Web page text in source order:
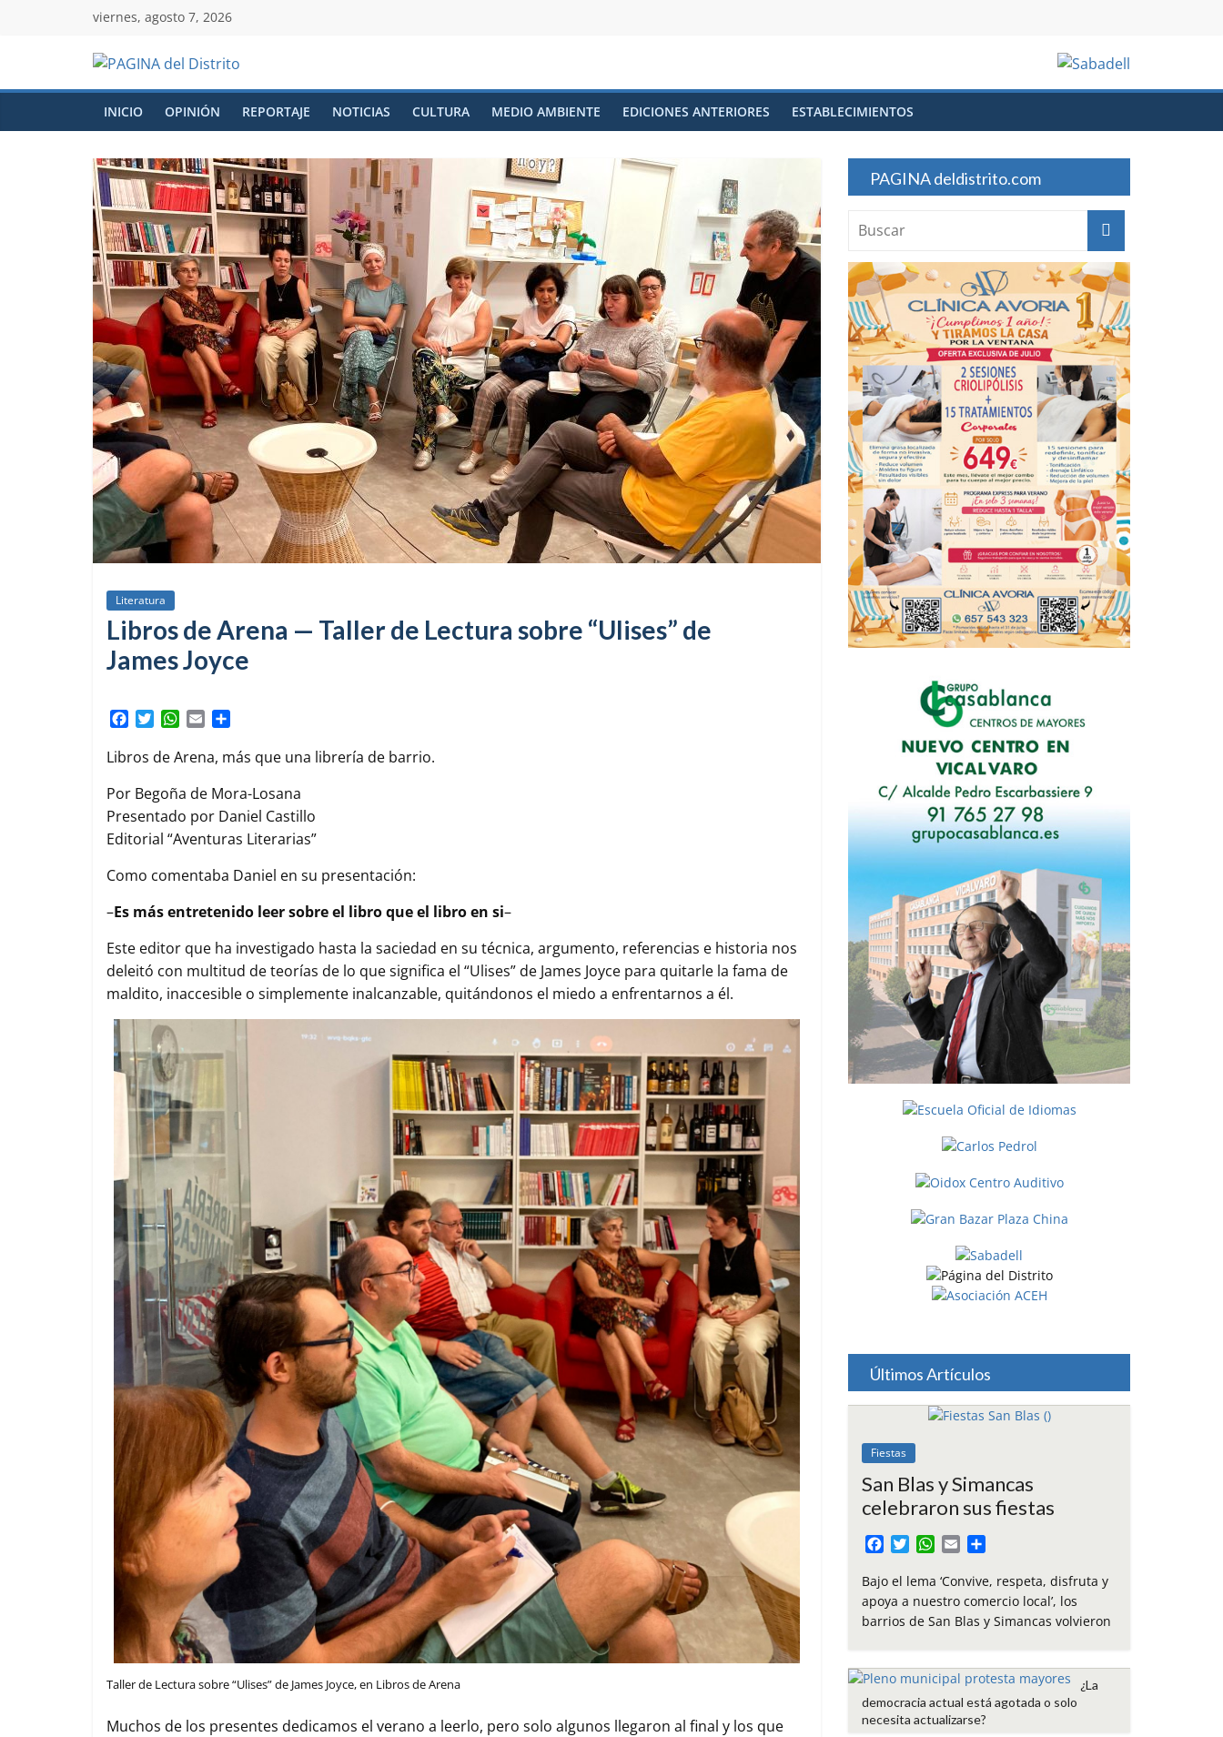
viernes, agosto 7, 2026
INICIO OPINIÓN REPORTAJE NOTICIAS CULTURA MEDIO AMBIENTE EDICIONES ANTERIORES ESTABLECIMIENTOS
Literatura
Libros de Arena — Taller de Lectura sobre “Ulises” de
James Joyce
c
b
o
o
k
i
t
e
r
W
a
s
A
p
p
a
l
m
a
r
t
i
Libros de Arena, más que una librería de barrio.
Por Begoña de Mora-Losana
Presentado por Daniel Castillo
Editorial “Aventuras Literarias”
Como comentaba Daniel en su presentación:
–Es más entretenido leer sobre el libro que el libro en si–
Este editor que ha investigado hasta la saciedad en su técnica, argumento, referencias e historia nos
deleitó con multitud de teorías de lo que significa el “Ulises” de James Joyce para quitarle la fama de
maldito, inaccesible o simplemente inalcanzable, quitándonos el miedo a enfrentarnos a él.
Taller de Lectura sobre “Ulises” de James Joyce, en Libros de Arena
Muchos de los presentes dedicamos el verano a leerlo, pero solo algunos llegaron al final y los que
PAGINA deldistrito.com
Últimos Artículos
Fiestas
San Blas y Simancas
celebraron sus fiestas
c
e
b
k
i
t
t
W
a
t
s
p
a
l
m
p
a
r
i
r
Bajo el lema ‘Convive, respeta, disfruta y
apoya a nuestro comercio local’, los
barrios de San Blas y Simancas volvieron
¿La
democracia actual está agotada o solo
necesita actualizarse?